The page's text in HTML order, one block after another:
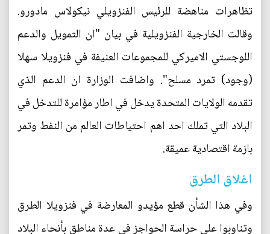
تظاهرات مناهضة للرئيس الفنزويلي نيكولاس مادورو.
وقالت الخارجية الفنزويلية في بيان "ان التمويل والدعم
اللوجستي الاميركي للمجموعات العنيفة في فنزويلا سهلا
(وجود) تمرد مسلح". واضافت الوزارة ان الدعم الذي
تقدمه الولايات المتحدة يدخل في اطار مؤامرة للتدخل في
البلاد التي تملك احد اهم احتياطات العالم من النفط وتمر
بازمة اقتصادية عميقة.
اغلاق الطرق
وفي هذا الشأن قطع مؤيدو المعارضة في فنزويلا الطرق
وتناوبوا على حراسة الحواجز في عدة مناطق بأنحاء البلاد